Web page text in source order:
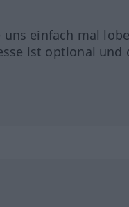
einfach mal
ist optional und